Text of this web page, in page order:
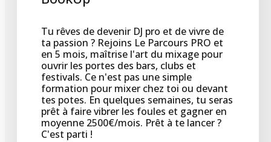
Tu rêves de devenir DJ pro et de vivre de
ta passion ? Rejoins Le Parcours PRO et
en 5 mois, maîtrise l'art du mixage pour
ouvrir les portes des bars, clubs et
festivals. Ce n'est pas une simple
formation pour mixer chez toi ou devant
tes potes. En quelques semaines, tu seras
prêt à faire vibrer les foules et gagner en
moyenne 2500€/mois. Prêt à te lancer ?
C'est parti !